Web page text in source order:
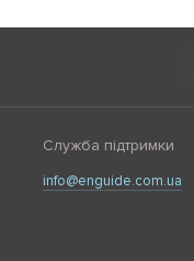
Служба підтримки
info@enguide.com.ua